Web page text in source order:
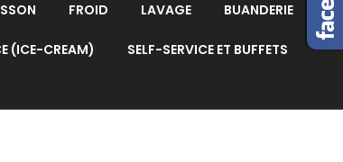
FROID LAVAGE BUANDERIE
(ICE-CREAM) SELF-SERVICE ET BUFFETS